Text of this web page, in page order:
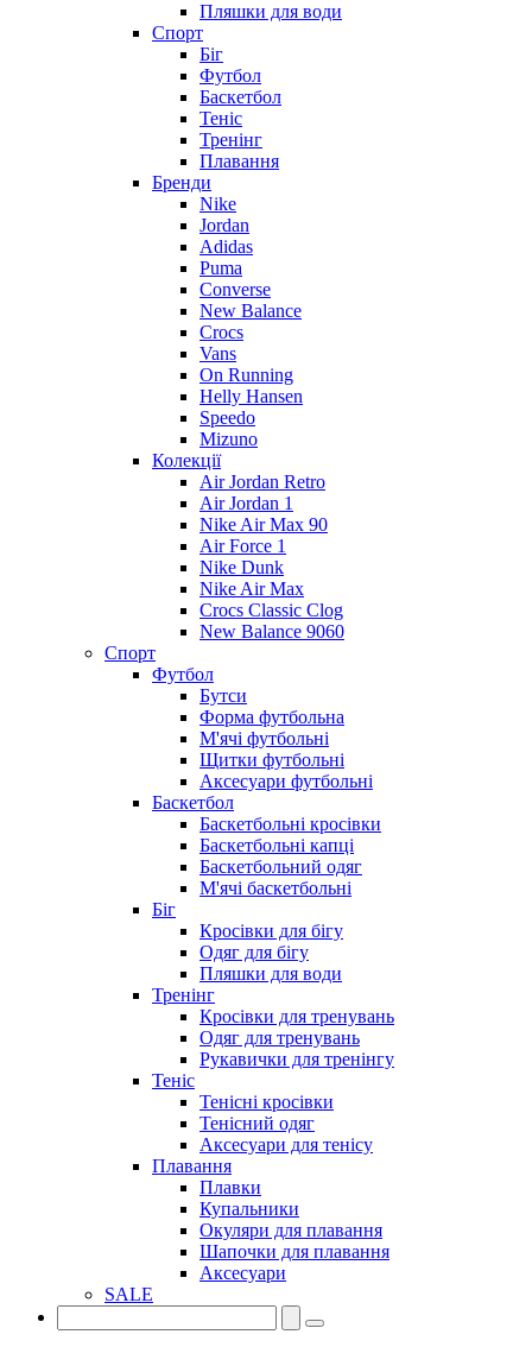
Пляшки для води
Спорт
Біг
Футбол
Баскетбол
Теніс
Тренінг
Плавання
Бренди
Nike
Jordan
Adidas
Puma
Converse
New Balance
Crocs
Vans
On Running
Helly Hansen
Speedo
Mizuno
Колекції
Air Jordan Retro
Air Jordan 1
Nike Air Max 90
Air Force 1
Nike Dunk
Nike Air Max
Crocs Classic Clog
New Balance 9060
Спорт
Футбол
Бутси
Форма футбольна
М'ячі футбольні
Щитки футбольні
Аксесуари футбольні
Баскетбол
Баскетбольні кросівки
Баскетбольні капці
Баскетбольний одяг
М'ячі баскетбольні
Біг
Кросівки для бігу
Одяг для бігу
Пляшки для води
Тренінг
Кросівки для тренувань
Одяг для тренувань
Рукавички для тренінгу
Теніс
Тенісні кросівки
Тенісний одяг
Аксесуари для тенісу
Плавання
Плавки
Купальники
Окуляри для плавання
Шапочки для плавання
Аксесуари
SALE